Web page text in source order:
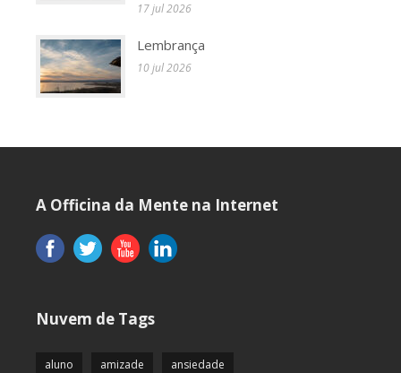
17 jul 2026
Lembrança
10 jul 2026
A Officina da Mente na Internet
Nuvem de Tags
aluno amizade ansiedade